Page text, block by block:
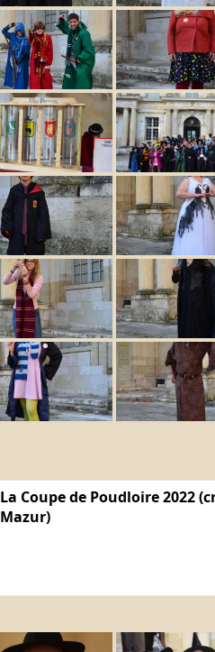
La Coupe de Poudloire 2022
Mazur)